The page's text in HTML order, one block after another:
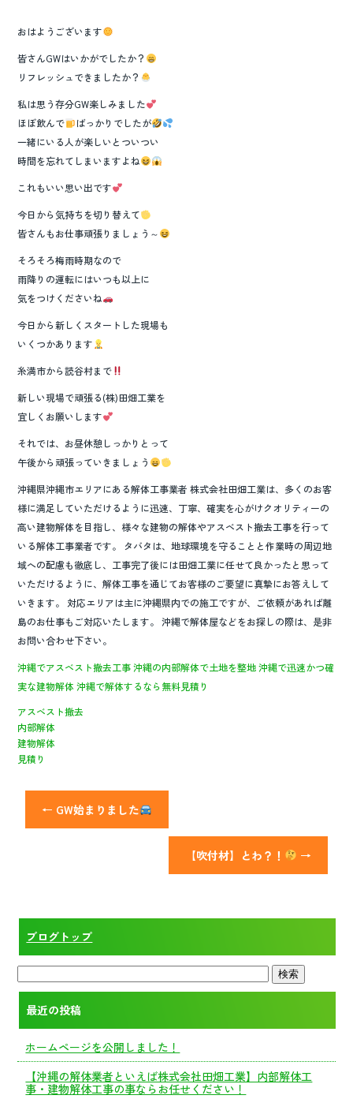
おはようございます
皆さんGWはいかがでしたか？
リフレッシュできましたか？
私は思う存分GW楽しみました
ほぼ飲んで
ばっかりでしたが
一緒にいる人が楽しいとついつい
時間を忘れてしまいますよね
これもいい思い出です
今日から気持ちを切り替えて
皆さんもお仕事頑張りましょう～
そろそろ梅雨時期なので
雨降りの運転にはいつも以上に
気をつけくださいね
今日から新しくスタートした現場も
いくつかあります
糸満市から読谷村まで
新しい現場で頑張る(株)田畑工業を
宜しくお願いします
それでは、お昼休憩しっかりとって
午後から頑張っていきましょう
沖縄県沖縄市エリアにある解体工事業者 株式会社田畑工業は、多くのお客
様に満足していただけるように迅速、丁寧、確実を心がけクオリティーの
高い建物解体を目指し、様々な建物の解体やアスベスト撤去工事を行って
いる解体工事業者です。 タバタは、地球環境を守ることと作業時の周辺地
域への配慮も徹底し、工事完了後には田畑工業に任せて良かったと思って
いただけるように、解体工事を通じてお客様のご要望に真摯にお答えして
いきます。 対応エリアは主に沖縄県内での施工ですが、ご依頼があれば離
島のお仕事もご対応いたします。 沖縄で解体屋などをお探しの際は、是非
お問い合わせ下さい。
沖縄でアスベスト撤去工事沖縄の内部解体で土地を整地沖縄で迅速かつ確
実な建物解体 沖縄で解体するなら無料見積り
アスベスト撤去
内部解体
建物解体
見積り
← GW始まりました
【吹付材】とわ？！ →
ブログトップ
最近の投稿
ホームページを公開しました！
【沖縄の解体業者といえば株式会社田畑工業】内部解体工
事・建物解体工事の事ならお任せください！